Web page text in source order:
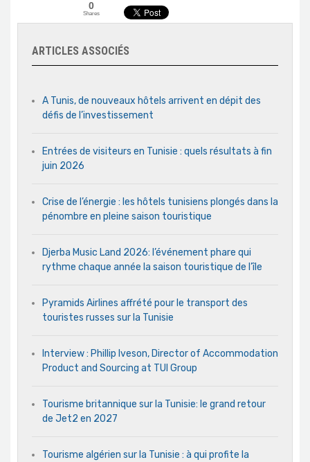
0
Shares
ARTICLES ASSOCIÉS
A Tunis, de nouveaux hôtels arrivent en dépit des
défis de l’investissement
Entrées de visiteurs en Tunisie : quels résultats à fin
juin 2026
Crise de l’énergie : les hôtels tunisiens plongés dans la
pénombre en pleine saison touristique
Djerba Music Land 2026: l’événement phare qui
rythme chaque année la saison touristique de l’île
Pyramids Airlines affrété pour le transport des
touristes russes sur la Tunisie
Interview : Phillip Iveson, Director of Accommodation
Product and Sourcing at TUI Group
Tourisme britannique sur la Tunisie: le grand retour
de Jet2 en 2027
Tourisme algérien sur la Tunisie : à qui profite la